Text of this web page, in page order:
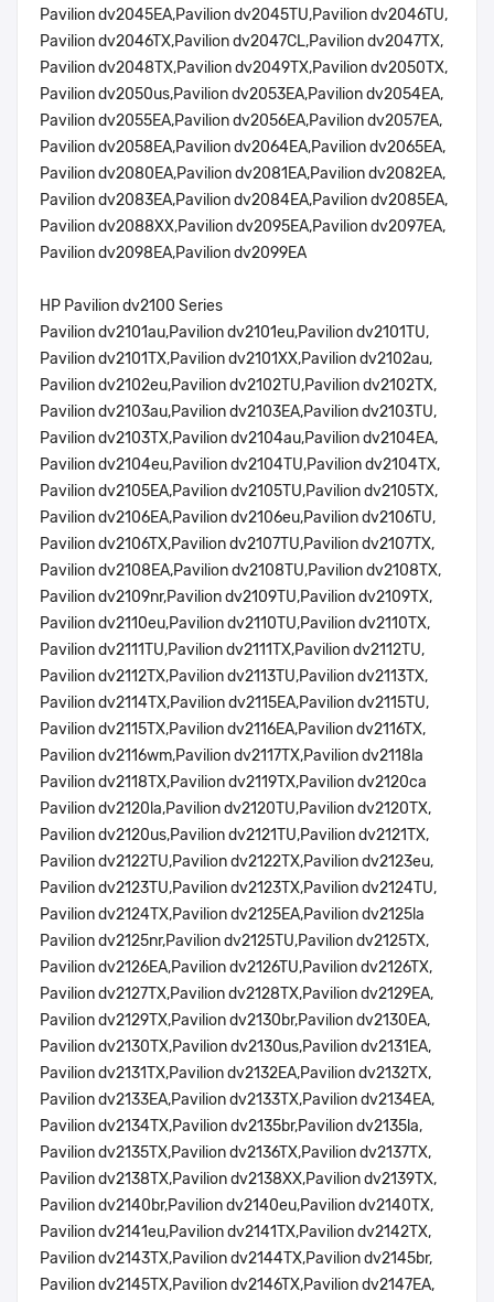
Pavilion dv2045EA,Pavilion dv2045TU,Pavilion dv2046TU,
Pavilion dv2046TX,Pavilion dv2047CL,Pavilion dv2047TX,
Pavilion dv2048TX,Pavilion dv2049TX,Pavilion dv2050TX,
Pavilion dv2050us,Pavilion dv2053EA,Pavilion dv2054EA,
Pavilion dv2055EA,Pavilion dv2056EA,Pavilion dv2057EA,
Pavilion dv2058EA,Pavilion dv2064EA,Pavilion dv2065EA,
Pavilion dv2080EA,Pavilion dv2081EA,Pavilion dv2082EA,
Pavilion dv2083EA,Pavilion dv2084EA,Pavilion dv2085EA,
Pavilion dv2088XX,Pavilion dv2095EA,Pavilion dv2097EA,
Pavilion dv2098EA,Pavilion dv2099EA
HP Pavilion dv2100 Series
Pavilion dv2101au,Pavilion dv2101eu,Pavilion dv2101TU,
Pavilion dv2101TX,Pavilion dv2101XX,Pavilion dv2102au,
Pavilion dv2102eu,Pavilion dv2102TU,Pavilion dv2102TX,
Pavilion dv2103au,Pavilion dv2103EA,Pavilion dv2103TU,
Pavilion dv2103TX,Pavilion dv2104au,Pavilion dv2104EA,
Pavilion dv2104eu,Pavilion dv2104TU,Pavilion dv2104TX,
Pavilion dv2105EA,Pavilion dv2105TU,Pavilion dv2105TX,
Pavilion dv2106EA,Pavilion dv2106eu,Pavilion dv2106TU,
Pavilion dv2106TX,Pavilion dv2107TU,Pavilion dv2107TX,
Pavilion dv2108EA,Pavilion dv2108TU,Pavilion dv2108TX,
Pavilion dv2109nr,Pavilion dv2109TU,Pavilion dv2109TX,
Pavilion dv2110eu,Pavilion dv2110TU,Pavilion dv2110TX,
Pavilion dv2111TU,Pavilion dv2111TX,Pavilion dv2112TU,
Pavilion dv2112TX,Pavilion dv2113TU,Pavilion dv2113TX,
Pavilion dv2114TX,Pavilion dv2115EA,Pavilion dv2115TU,
Pavilion dv2115TX,Pavilion dv2116EA,Pavilion dv2116TX,
Pavilion dv2116wm,Pavilion dv2117TX,Pavilion dv2118la
Pavilion dv2118TX,Pavilion dv2119TX,Pavilion dv2120ca
Pavilion dv2120la,Pavilion dv2120TU,Pavilion dv2120TX,
Pavilion dv2120us,Pavilion dv2121TU,Pavilion dv2121TX,
Pavilion dv2122TU,Pavilion dv2122TX,Pavilion dv2123eu,
Pavilion dv2123TU,Pavilion dv2123TX,Pavilion dv2124TU,
Pavilion dv2124TX,Pavilion dv2125EA,Pavilion dv2125la
Pavilion dv2125nr,Pavilion dv2125TU,Pavilion dv2125TX,
Pavilion dv2126EA,Pavilion dv2126TU,Pavilion dv2126TX,
Pavilion dv2127TX,Pavilion dv2128TX,Pavilion dv2129EA,
Pavilion dv2129TX,Pavilion dv2130br,Pavilion dv2130EA,
Pavilion dv2130TX,Pavilion dv2130us,Pavilion dv2131EA,
Pavilion dv2131TX,Pavilion dv2132EA,Pavilion dv2132TX,
Pavilion dv2133EA,Pavilion dv2133TX,Pavilion dv2134EA,
Pavilion dv2134TX,Pavilion dv2135br,Pavilion dv2135la,
Pavilion dv2135TX,Pavilion dv2136TX,Pavilion dv2137TX,
Pavilion dv2138TX,Pavilion dv2138XX,Pavilion dv2139TX,
Pavilion dv2140br,Pavilion dv2140eu,Pavilion dv2140TX,
Pavilion dv2141eu,Pavilion dv2141TX,Pavilion dv2142TX,
Pavilion dv2143TX,Pavilion dv2144TX,Pavilion dv2145br,
Pavilion dv2145TX,Pavilion dv2146TX,Pavilion dv2147EA,